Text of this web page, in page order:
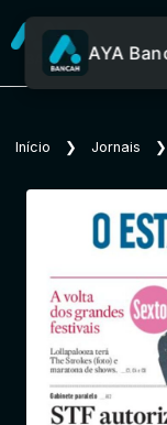
AYA
Início ❯ Jornais ❯